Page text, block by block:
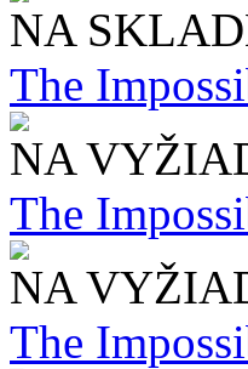
NA
The
NA
The
NA
The